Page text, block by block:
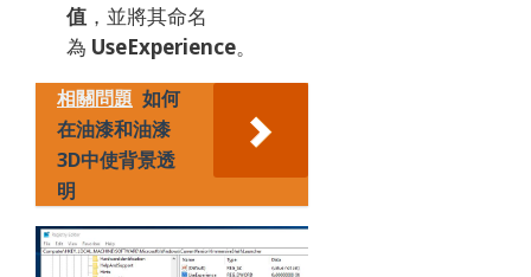
值 ，並將其命名
為 UseExperience。
相關問題 如何
在油漆和油漆
3D中使背景透
明